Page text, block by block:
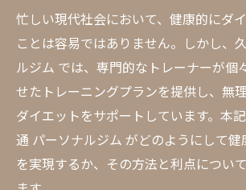
忙しい現代社会において、健康的にダ
ことは容易ではありません。しかし、
ルジム では、専門的なトレーナーが個
せたトレーニングプランを提供し、無
ダイエットをサポートしています。本
通 パーソナルジム がどのようにして健
を実現するか、その方法と利点につい